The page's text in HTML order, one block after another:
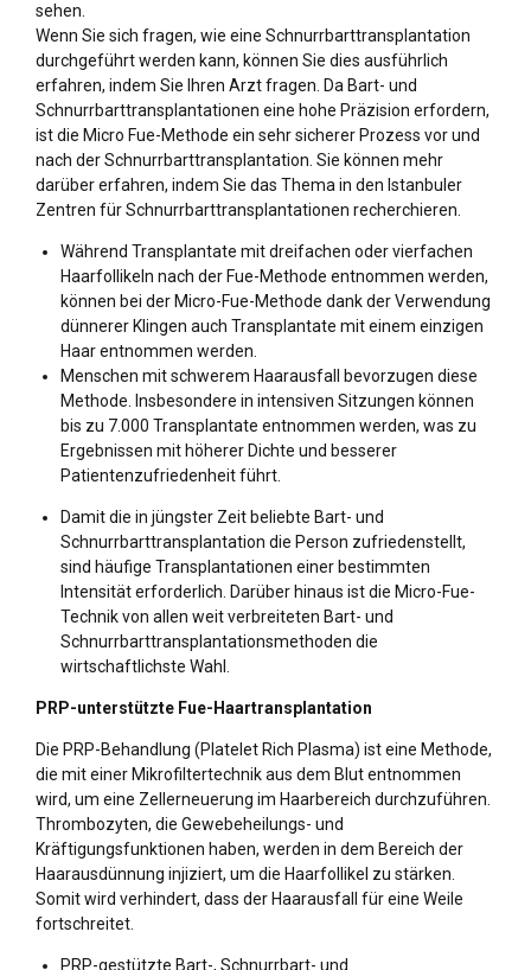
sehen.
Wenn Sie sich fragen, wie eine Schnurrbarttransplantation
durchgeführt werden kann, können Sie dies ausführlich
erfahren, indem Sie Ihren Arzt fragen. Da Bart- und
Schnurrbarttransplantationen eine hohe Präzision erfordern,
ist die Micro Fue-Methode ein sehr sicherer Prozess vor und
nach der Schnurrbarttransplantation. Sie können mehr
darüber erfahren, indem Sie das Thema in den Istanbuler
Zentren für Schnurrbarttransplantationen recherchieren.
Während Transplantate mit dreifachen oder vierfachen
Haarfollikeln nach der Fue-Methode entnommen werden,
können bei der Micro-Fue-Methode dank der Verwendung
dünnerer Klingen auch Transplantate mit einem einzigen
Haar entnommen werden.
Menschen mit schwerem Haarausfall bevorzugen diese
Methode. Insbesondere in intensiven Sitzungen können
bis zu 7.000 Transplantate entnommen werden, was zu
Ergebnissen mit höherer Dichte und besserer
Patientenzufriedenheit führt.
Damit die in jüngster Zeit beliebte Bart- und
Schnurrbarttransplantation die Person zufriedenstellt,
sind häufige Transplantationen einer bestimmten
Intensität erforderlich. Darüber hinaus ist die Micro-Fue-
Technik von allen weit verbreiteten Bart- und
Schnurrbarttransplantationsmethoden die
wirtschaftlichste Wahl.
PRP-unterstützte Fue-Haartransplantation
Die PRP-Behandlung (Platelet Rich Plasma) ist eine Methode,
die mit einer Mikrofiltertechnik aus dem Blut entnommen
wird, um eine Zellerneuerung im Haarbereich durchzuführen.
Thrombozyten, die Gewebeheilungs- und
Kräftigungsfunktionen haben, werden in dem Bereich der
Haarausdünnung injiziert, um die Haarfollikel zu stärken.
Somit wird verhindert, dass der Haarausfall für eine Weile
fortschreitet.
PRP-gestützte Bart-, Schnurrbart- und